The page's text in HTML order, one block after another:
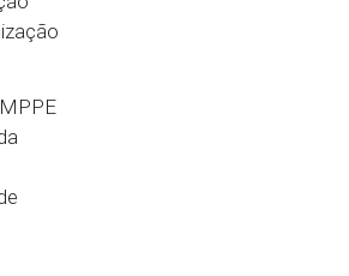
–; reforço na
doméstica; e
fez uma série de
Pública da União
(SPU), Fundação
de Colonização